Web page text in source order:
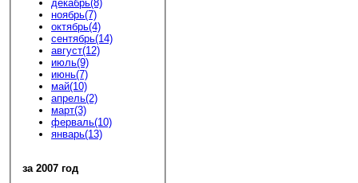
декабрь(8)
ноябрь(7)
октябрь(4)
сентябрь(14)
август(12)
июль(9)
июнь(7)
май(10)
апрель(2)
март(3)
ферваль(10)
январь(13)
за 2007 год